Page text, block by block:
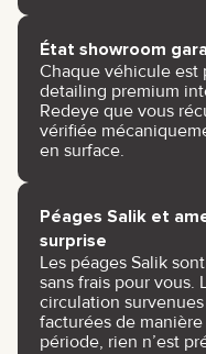
État showroom
Chaque véhicule est
detailing premium
Redeye que vous
vérifiée
en surface.
Péages Salik et
surprise
Les péages Salik
sans frais pour vous.
circulation
facturées de
période, rien n’est